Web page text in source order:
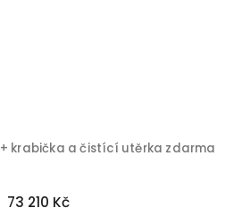
+ krabička a čistící utěrka zdarma
73 210 Kč